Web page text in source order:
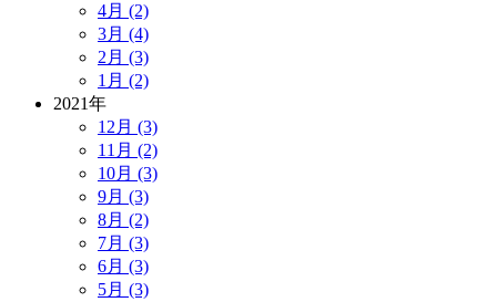
4月 (2)
3月 (4)
2月 (3)
1月 (2)
2021年
12月 (3)
11月 (2)
10月 (3)
9月 (3)
8月 (2)
7月 (3)
6月 (3)
5月 (3)